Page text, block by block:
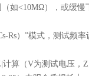
如<10MΩ），或缓慢
Rs）”模式，测试频率
计算（V为测试电压，Z